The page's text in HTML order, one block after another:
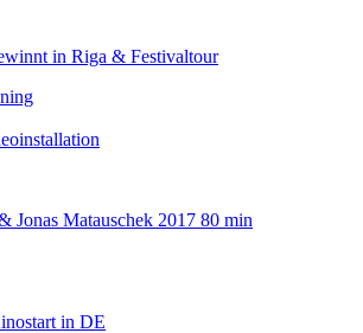
in Riga & Festivaltour
Jonas Matauschek 2017 80 min
in DE